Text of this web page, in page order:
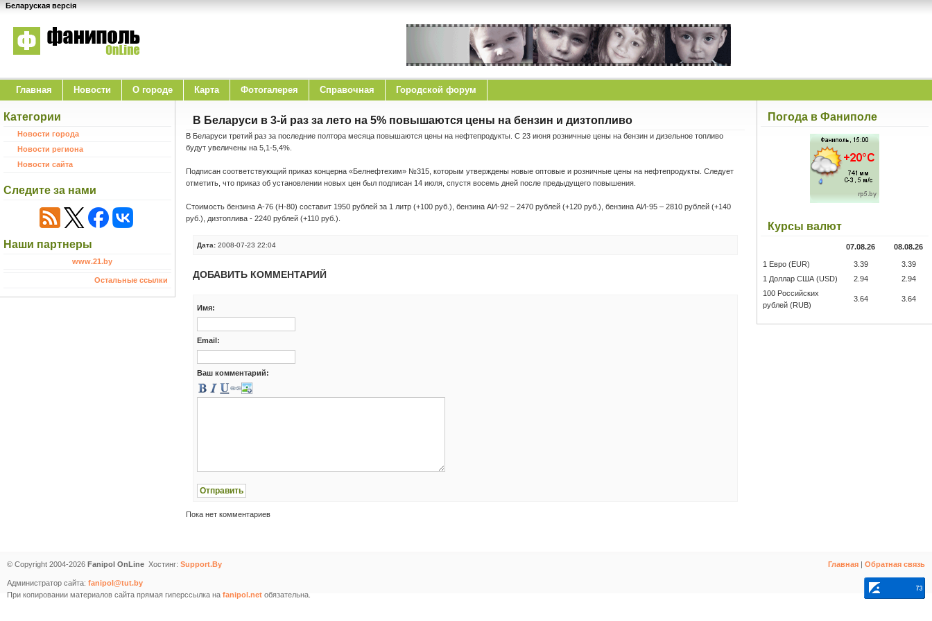
Беларуская версія
Главная Новости O городе Карта Фотогалерея Справочная Городской форум
Категории
Новости города
Новости региона
Новости сайта
Следите за нами
Наши партнеры
www.21.by
Остальные ссылки
В Беларуси в 3-й раз за лето на 5% повышаются цены на бензин и дизтопливо
В Беларуси третий раз за последние полтора месяца повышаются цены на нефтепродукты. С 23 июня розничные цены на бензин и дизельное топливо
будут увеличены на 5,1-5,4%.
Подписан соответствующий приказ концерна «Белнефтехим» №315, которым утверждены новые оптовые и розничные цены на нефтепродукты. Следует
отметить, что приказ об установлении новых цен был подписан 14 июля, спустя восемь дней после предыдущего повышения.
Стоимость бензина А-76 (Н-80) составит 1950 рублей за 1 литр (+100 руб.), бензина АИ-92 – 2470 рублей (+120 руб.), бензина АИ-95 – 2810 рублей (+140
руб.), дизтоплива - 2240 рублей (+110 руб.).
Дата:2008-07-23 22:04
ДОБАВИТЬ КОММЕНТАРИЙ
Имя:
Email:
Ваш комментарий:
Пока нет комментариев
Погода в Фаниполе
Курсы валют
07.08.26 08.08.26
1 Евро (EUR) 3.39
3.39
1 Доллар США (USD)
2.94
2.94
100 Российских
рублей (RUB)
3.64 3.64
© Copyright 2004-2026 Fanipol OnLine Хостинг: Support.By Главная | Обратная связь
Администратор сайта: fanipol@tut.by
При копировании материалов сайта прямая гиперссылка на fanipol.net обязательна.